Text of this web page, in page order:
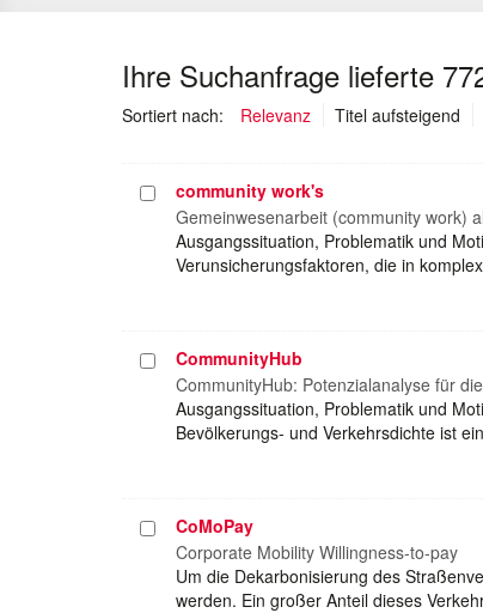
Ihre Suchanfrage lieferte
Sortiert nach: Relevanz Titel aufsteigend
Projekt
auswählen
community work's
Gemeinwesenarbeit (community work)
Ausgangssituation, Problematik und
Verunsicherungsfaktoren, die in
Projekt
auswählen
CommunityHub
CommunityHub: Potenzialanalyse für
Ausgangssituation, Problematik und
Bevölkerungs- und Verkehrsdichte ist
Projekt
auswählen
CoMoPay
Corporate Mobility Willingness-to-pay
Um die Dekarbonisierung des
werden. Ein großer Anteil dieses